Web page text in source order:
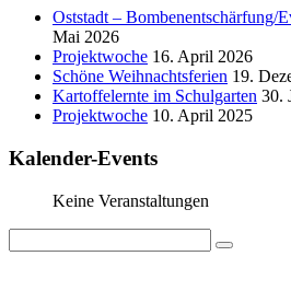
Oststadt – Bombenentschärfung/
Mai 2026
Projektwoche 16. April 2026
Schöne Weihnachtsferien 19.
Kartoffelernte im Schulgarten 30.
Projektwoche 10. April 2025
Kalender-Events
Keine Veranstaltungen